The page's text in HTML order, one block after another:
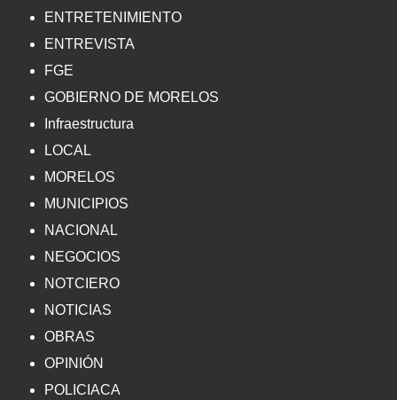
ENTRETENIMIENTO
ENTREVISTA
FGE
GOBIERNO DE MORELOS
Infraestructura
LOCAL
MORELOS
MUNICIPIOS
NACIONAL
NEGOCIOS
NOTCIERO
NOTICIAS
OBRAS
OPINIÓN
POLICIACA